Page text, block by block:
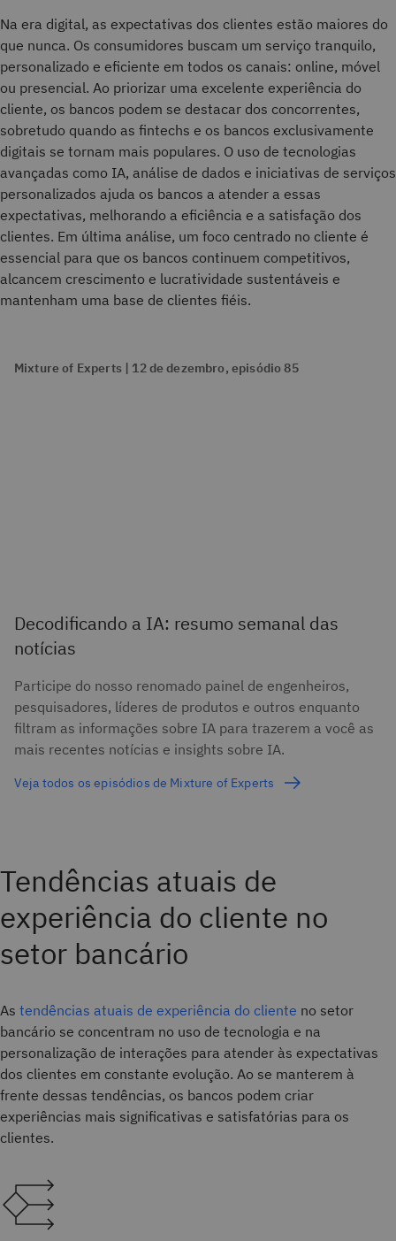
Na era digital, as expectativas dos clientes estão maiores do
que nunca. Os consumidores buscam um serviço tranquilo,
personalizado e eficiente em todos os canais: online, móvel
ou presencial. Ao priorizar uma excelente experiência do
cliente, os bancos podem se destacar dos concorrentes,
sobretudo quando as fintechs e os bancos exclusivamente
digitais se tornam mais populares. O uso de tecnologias
avançadas como IA, análise de dados e iniciativas de serviços
personalizados ajuda os bancos a atender a essas
expectativas, melhorando a eficiência e a satisfação dos
clientes. Em última análise, um foco centrado no cliente é
essencial para que os bancos continuem competitivos,
alcancem crescimento e lucratividade sustentáveis e
mantenham uma base de clientes fiéis.
Mixture of Experts | 12 de dezembro, episódio 85
Decodificando a IA: resumo semanal das
notícias
Participe do nosso renomado painel de engenheiros,
pesquisadores, líderes de produtos e outros enquanto
filtram as informações sobre IA para trazerem a você as
mais recentes notícias e insights sobre IA.
Veja todos os episódios de Mixture of Experts
Tendências atuais de
experiência do cliente no
setor bancário
As tendências atuais de experiência do cliente no setor
bancário se concentram no uso de tecnologia e na
personalização de interações para atender às expectativas
dos clientes em constante evolução. Ao se manterem à
frente dessas tendências, os bancos podem criar
experiências mais significativas e satisfatórias para os
clientes.